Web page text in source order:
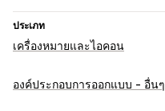
ประเภท
เครื่องหมายและไอคอน
ประเภทไอคอน
องค์ประกอบการออกแบบ - อื่นๆ